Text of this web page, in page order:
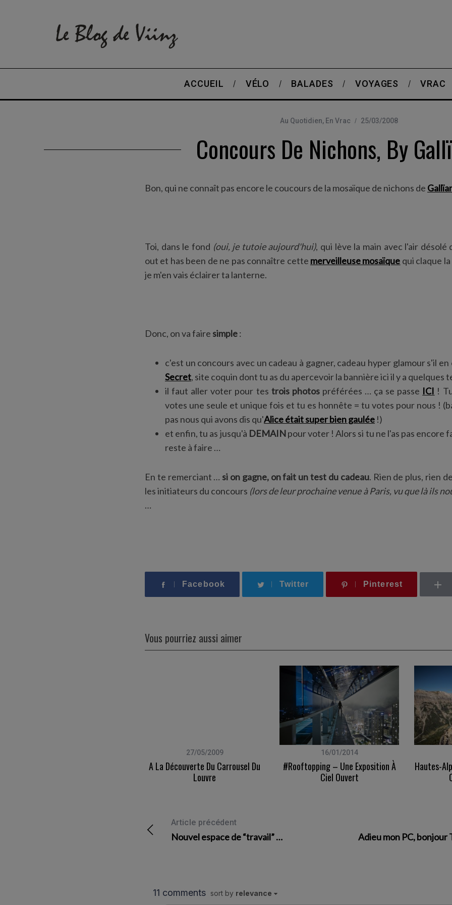
ACCUEIL VÉLO BALADES VOYAGES VRAC
Au Quotidien, En Vrac 25/03/2008
Concours De Nichons, By
Bon, qui ne connaît pas encore le coucours de la mosaïque de nichons de
Toi, dans le fond (oui, je tutoie aujourd'hui), qui lève la main avec l'air
out et has been de ne pas connaître cette merveilleuse mosaïque qui claque
je m'en vais éclairer ta lanterne.
Donc, on va faire simple:
c'est un concours avec un cadeau à gagner, cadeau hyper glamour s'il
Secret, site coquin dont tu as du apercevoir la bannière ici il y a quelques
il faut aller voter pour tes trois photospréférées … ça se passe ICI !
votes une seule et unique fois et tu es honnête = tu votes pour nous !
pas nous qui avons dis qu'Alice était super bien gaulée !)
et enfin, tu as jusqu'à DEMAINpour voter ! Alors si tu ne l'as pas encore
reste à faire …
En te remerciant … si on gagne, on fait un test du cadeau. Rien de plus, rien
les initiateurs du concours (lors de leur prochaine venue à Paris, vu que là ils
…
Facebook Twitter Pinterest
Vous pourriez aussi aimer
27/05/2009
A La Découverte Du Carrousel Du
Louvre
16/01/2014
#rooftopping – Une Exposition À
Ciel Ouvert
Hautes-
Article précédent
Nouvel espace de “travail” … Adieu mon PC, bonjour